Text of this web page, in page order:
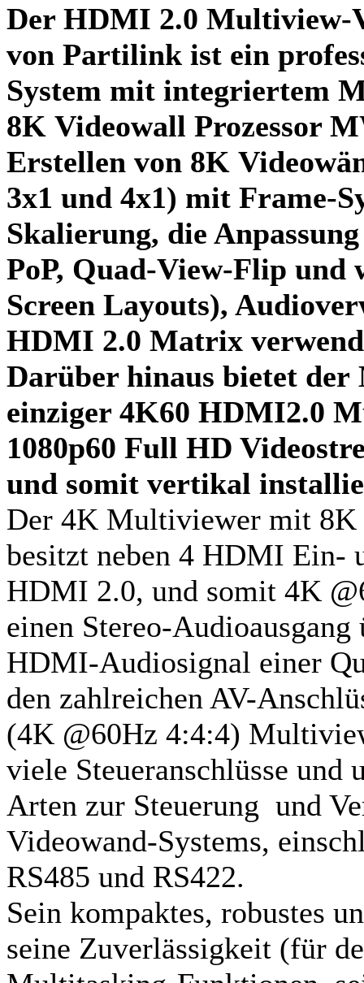
Der HDMI 2.0 Multiview-
von Partilink ist ein
System mit integriertem
8K Videowall Prozessor
Erstellen von 8K
3x1 und 4x1) mit Frame-
Skalierung, die
PoP, Quad-View-Flip und
Screen Layouts),
HDMI 2.0 Matrix
Darüber hinaus bietet
einziger 4K60 HDMI2.0
1080p60 Full HD
und somit vertikal
Der 4K Multiviewer mit 8K
besitzt neben 4 HDMI Ein-
HDMI 2.0, und somit 4K
einen Stereo-Audioausgang
HDMI-Audiosignal einer
den zahlreichen AV-
(4K @60Hz 4:4:4)
viele Steueranschlüsse und
Arten zur Steuerung und
Videowand-Systems,
RS485 und RS422.
Sein kompaktes, robustes
seine Zuverlässigkeit (für